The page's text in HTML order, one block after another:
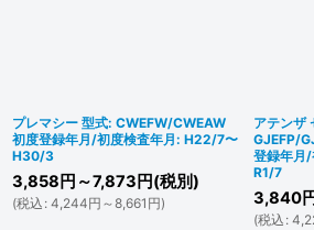
プレマシー 型式: CWEFW/CWEAW
初度登録年月/初度検査年月: H22/7〜
H30/3
3,858 円 ～7,873 円(税別)
(税込 : 4,244円 ～8,661 円)
アテンザ
GJEFP/
登録年月
R1/7
3,840
(税込 :